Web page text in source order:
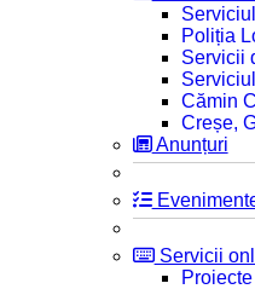
Poliția
Servicii
Cămin
Creșe,
Anunțuri
Servicii
Proiecte